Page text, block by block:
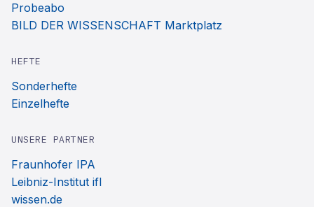
Probeabo
BILD DER WISSENSCHAFT Marktplatz
HEFTE
Sonderhefte
Einzelhefte
UNSERE PARTNER
Fraunhofer IPA
Leibniz-Institut ifl
wissen.de